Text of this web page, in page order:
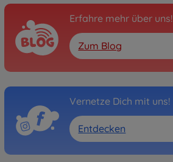
Erfahre mehr über uns!
Zum Blog
Vernetze Dich mit uns!
Entdecken